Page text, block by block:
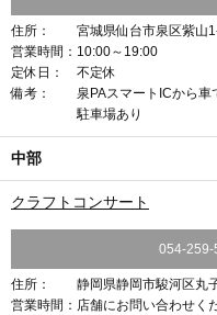
住所：
宮城県仙台市泉区紫山
営業時間： 10:00～19:00
定休日：
不定休
備考：
泉PAスマートICから車
駐車場あり
中部
クラフトコンサート
054-259-
住所：
静岡県静岡市駿河区丸
営業時間： 店舗にお問い合わせく